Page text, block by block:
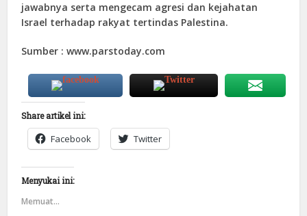
jawabnya serta mengecam agresi dan kejahatan
Israel terhadap rakyat tertindas Palestina.
Sumber : www.parstoday.com
Share artikel ini:
Facebook Twitter
Menyukai ini:
Memuat...